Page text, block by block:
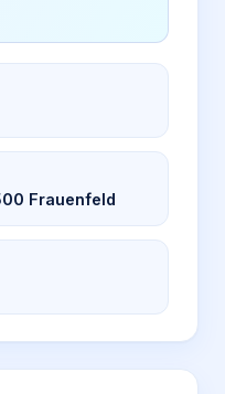
Frauenfeld